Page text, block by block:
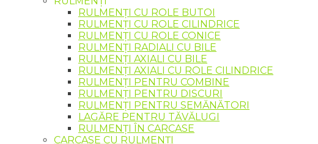
RULMENȚI CU ROLE BUTOI
RULMENȚI CU ROLE CILINDRICE
RULMENȚI CU ROLE CONICE
RULMENȚI RADIALI CU BILE
RULMENȚI AXIALI CU BILE
RULMENȚI AXIALI CU ROLE CILINDRICE
RULMENȚI PENTRU COMBINE
RULMENȚI PENTRU DISCURI
RULMENȚI PENTRU SEMĂNĂTORI
LAGĂRE PENTRU TĂVĂLUGI
RULMENȚI ÎN CARCASE
CARCASE CU RULMENȚI